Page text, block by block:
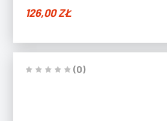
126,00ZŁ
(0)